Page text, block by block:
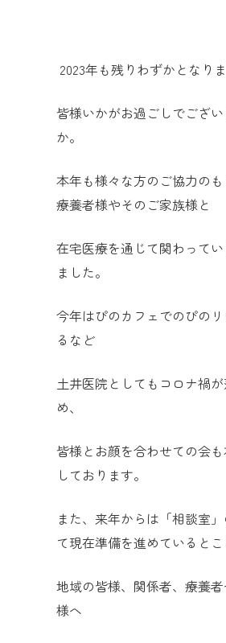
2023年も残りわずかとなりま
皆様いかがお過ごしでござ
か。
本年も様々な方のご協力の
療養者様やそのご家族様と
在宅医療を通じて関わって
ました。
今年はぴのカフェでのぴの
るなど
土井医院としてもコロナ禍
め、
皆様とお顔を合わせての会
しております。
また、来年からは「相談室
て現在準備を進めているとこ
地域の皆様、関係者、療養
様へ